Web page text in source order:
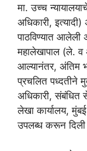
मा. उच्च
अधिकारी,
पाठविण्यात आलेली
महालेखापाल (ले. व
आल्यानंतर, अंतिम
प्रचलित पध्दतीने
अधिकारी, संबंधित
लेखा कार्यालय, मुंबई
उपलब्ध करून दिली